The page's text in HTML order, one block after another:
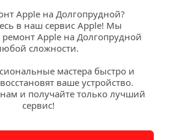
Apple на Долгопрудной?
в наш сервис Apple! Мы
ремонт Apple на Долгопрудной
сложности.
мастера быстро и
ваше устройство.
и получайте только лучший
сервис!